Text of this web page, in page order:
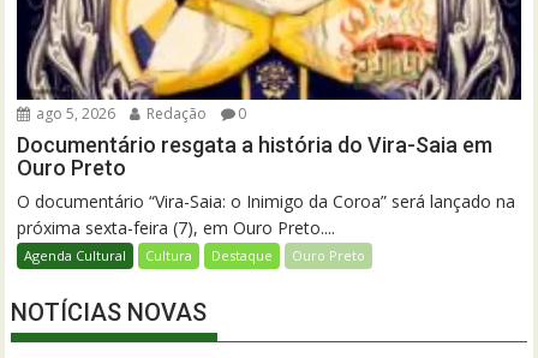
ago 5, 2026 Redação 0
Documentário resgata a história do Vira-Saia em
Ouro Preto
O documentário “Vira-Saia: o Inimigo da Coroa” será lançado na
próxima sexta-feira (7), em Ouro Preto....
Agenda Cultural Cultura Destaque Ouro Preto
NOTÍCIAS NOVAS